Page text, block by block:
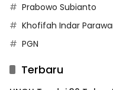
Prabowo Subianto
Khofifah Indar
PGN
Terbaru